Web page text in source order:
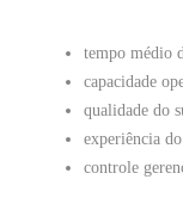
tempo médio
capacidade
qualidade do
experiência
controle